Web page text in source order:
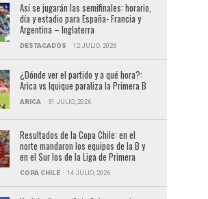
Así se jugarán las semifinales: horario,
día y estadio para España- Francia y
Argentina – Inglaterra
DESTACADOS 12 JULIO, 2026
¿Dónde ver el partido y a qué hora?:
Arica vs Iquique paraliza la Primera B
ARICA 31 JULIO, 2026
Resultados de la Copa Chile: en el
norte mandaron los equipos de la B y
en el Sur los de la Liga de Primera
COPA CHILE 14 JULIO, 2026